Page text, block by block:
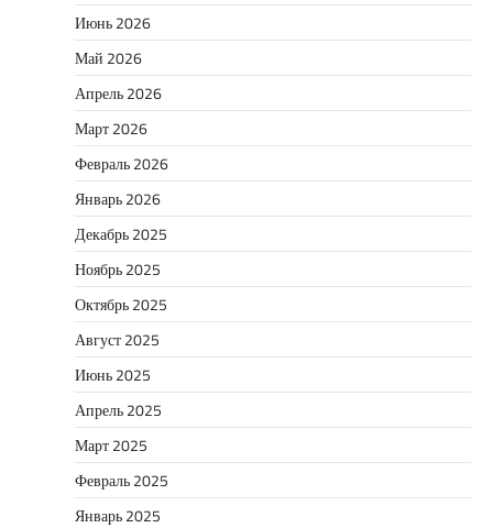
Июнь 2026
Май 2026
Апрель 2026
Март 2026
Февраль 2026
Январь 2026
Декабрь 2025
Ноябрь 2025
Октябрь 2025
Август 2025
Июнь 2025
Апрель 2025
Март 2025
Февраль 2025
Январь 2025